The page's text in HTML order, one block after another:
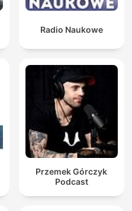
Radio Naukowe
Przemek Górczyk
Podcast